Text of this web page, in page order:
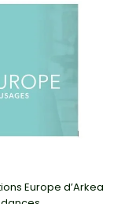
Europe d’Arkea